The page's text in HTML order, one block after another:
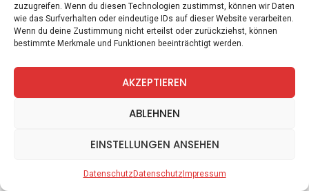
zuzugreifen. Wenn du diesen Technologien zustimmst, können wir Daten
wie das Surfverhalten oder eindeutige IDs auf dieser Website verarbeiten.
Wenn du deine Zustimmung nicht erteilst oder zurückziehst, können
bestimmte Merkmale und Funktionen beeinträchtigt werden.
AKZEPTIEREN
ABLEHNEN
EINSTELLUNGEN ANSEHEN
DatenschutzDatenschutzImpressum
Spiele Zitate Kontakt Datenschutz Impressum